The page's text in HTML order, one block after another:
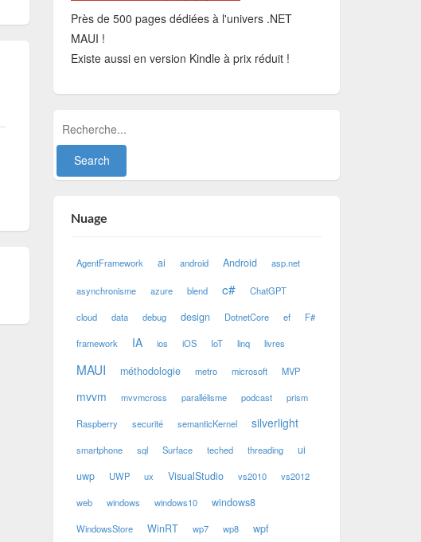
Près de 500 pages dédiées à l'univers .NET
MAUI !
Existe aussi en version Kindle à prix réduit !
Nuage
AgentFramework ai android Android asp.net
asynchronisme azure blend c# ChatGPT
cloud data debug design DotnetCore ef F#
framework IA ios iOS IoT linq livres
MAUI méthodologie metro microsoft MVP
mvvm mvvmcross parallélisme podcast prism
Raspberry securité semanticKernel silverlight
smartphone sql Surface teched threading
ui
uwp
UWP ux VisualStudio vs2010 vs2012
web windows windows10 windows8
WindowsStore WinRT wp7 wp8 wpf